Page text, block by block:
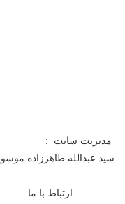
مدیریت سایت :
سید عبدالله طاهرزاده
ارتباط با ما